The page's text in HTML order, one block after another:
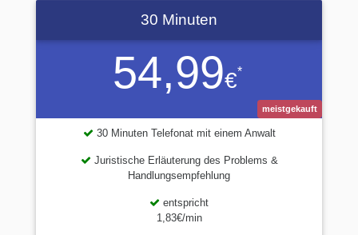
54,99€*
30 Minuten
meistgekauft
30 Minuten Telefonat mit einem Anwalt
Juristische Erläuterung des Problems &
Handlungsempfehlung
entspricht
1,83€/min